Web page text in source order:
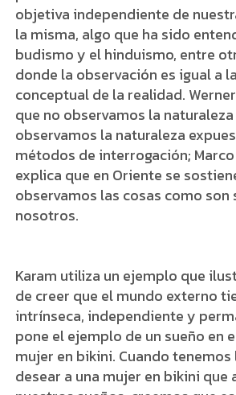
objetiva independiente de
la misma, algo que ha sido
budismo y el hinduismo, entre
donde la observación es igual a
conceptual de la realidad.
que no observamos la
observamos la naturaleza
métodos de interrogación;
explica que en Oriente se
observamos las cosas como
nosotros.
Karam utiliza un ejemplo que
de creer que el mundo externo
intrínseca, independiente y
pone el ejemplo de un sueño en
mujer en bikini. Cuando
desear a una mujer en bikini que